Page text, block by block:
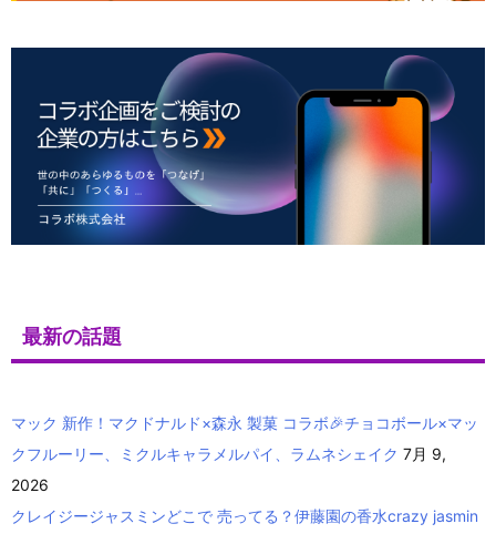
最新の話題
マック 新作！マクドナルド×森永 製菓 コラボ🎉チョコボール×マッ
クフルーリー、ミクルキャラメルパイ、ラムネシェイク 7月 9,
2026
クレイジージャスミンどこで 売ってる？伊藤園の香水crazy jasmin